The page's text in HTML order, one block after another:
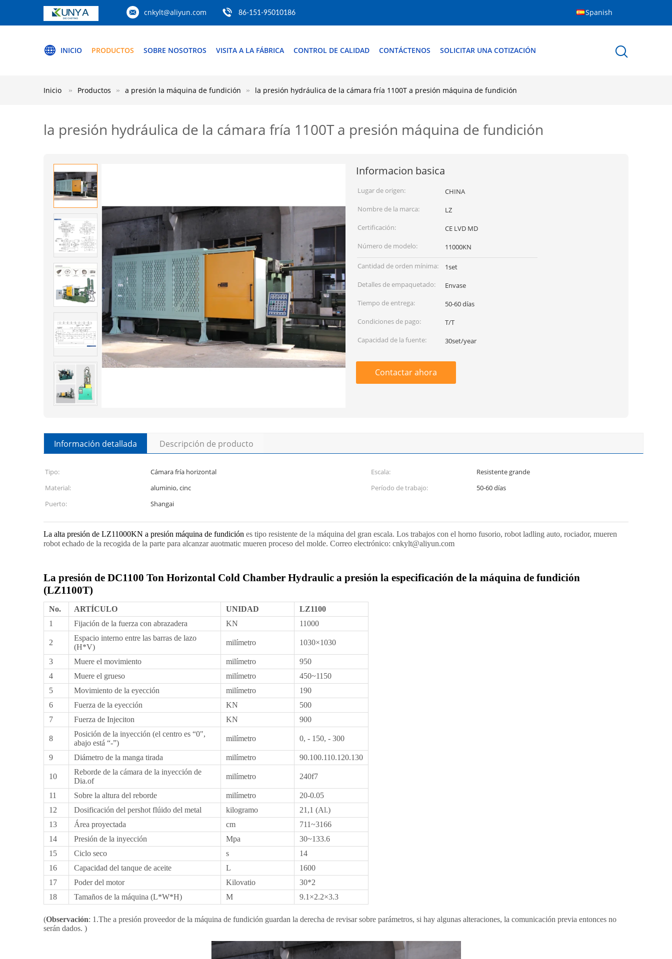
cnkylt@aliyun.com 86-151-95010186 Spanish
INICIO PRODUCTOS SOBRE NOSOTROS VISITA A LA FÁBRICA CONTROL DE CALIDAD CONTÁCTENOS SOLICITAR UNA COTIZACIÓN
Inicio Productos a presión la máquina de fundición la presión hydráulica de la cámara fría 1100T a presión máquina de fundición
la presión hydráulica de la cámara fría 1100T a presión máquina de fundición
Informacion basica
Lugar de origen:
CHINA
Nombre de la marca:
LZ
Certificación:
CE LVD MD
Número de modelo:
11000KN
Cantidad de orden mínima:
1set
Detalles de empaquetado:
Envase
Tiempo de entrega:
50-60 días
Condiciones de pago:
T/T
Capacidad de la fuente:
30set/year
Contactar ahora
Información detallada Descripción de producto
Tipo: Cámara fría horizontal Escala:
Resistente grande
Material:
aluminio, cinc Período de trabajo:
50-60 días
Puerto:
Shangai
La alta presión de LZ11000KN a presión máquina de fundición es tipo resistente de la máquina del gran escala. Los trabajos con el horno fusorio, robot ladling auto, rociador, mueren
robot echado de la recogida de la parte para alcanzar auotmatic mueren proceso del molde. Correo electrónico: cnkylt@aliyun.com
La presión de DC1100 Ton Horizontal Cold Chamber Hydraulic a presión la especificación de la máquina de fundición
(LZ1100T)
No. ARTÍCULO UNIDAD
LZ1100
1
Fijación de la fuerza con abrazadera KN 11000
2
Espacio interno entre las barras de lazo
(H*V)
milímetro 1030×1030
3 Muere el movimiento milímetro
950
4
Muere el grueso milímetro
450~1150
5
Movimiento de la eyección milímetro
190
6
Fuerza de la eyección KN
500
7
Fuerza de Injeciton KN 900
8
Posición de la inyección (el centro es “0",
abajo está “-”)
milímetro 0, - 150, - 300
9 Diámetro de la manga tirada milímetro 90.100.110.120.130
10
Reborde de la cámara de la inyección de
Dia.of
milímetro 240f7
11 Sobre la altura del reborde milímetro
20-0.05
12
Dosificación del pershot flúido del metal kilogramo
21,1 (Al.)
13
Área proyectada cm
711~3166
14
Presión de la inyección Mpa
30~133.6
15
Ciclo seco s
14
16
Capacidad del tanque de aceite L
1600
17
Poder del motor Kilovatio
30*2
18
Tamaños de la máquina (L*W*H) M 9.1×2.2×3.3
(Observación: 1.The a presión proveedor de la máquina de fundición guardan la derecha de revisar sobre parámetros, si hay algunas alteraciones, la comunicación previa entonces no
serán dados. )